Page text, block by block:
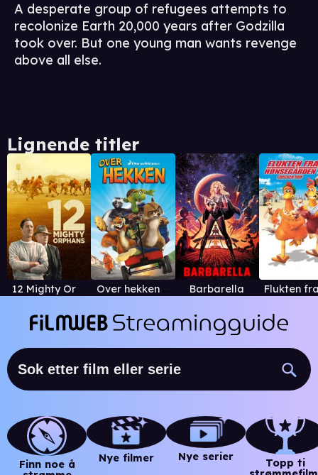
A desperate group of refugees attempts to
recolonize Earth 20,000 years after Godzilla
took over. But one young man wants revenge
above all else.
Lignende titler
12 Mighty Orphans Over hekken (norsk tale) Barbarella
Finn noe å
Nye filmer Nye serier
Topp ti